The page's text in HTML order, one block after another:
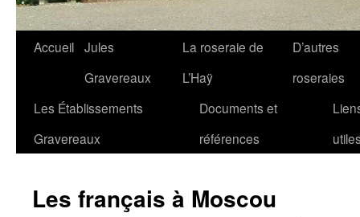
Accueil Jules
Gravereaux
La roseraie de
L’Haÿ
D’autres
roseraies
Les Établissements
Gravereaux
Documents et
références
Les français à Moscou